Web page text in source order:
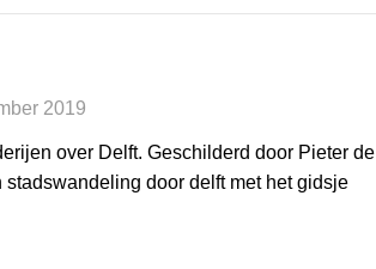
2019
over Delft. Geschilderd door Pieter de
door delft met het gidsje